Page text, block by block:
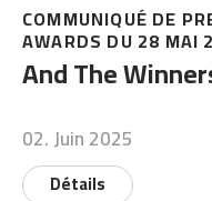
COMMUNIQUÉ DE
AWARDS DU 28 MAI
And The
02. Juin 2025
Détails